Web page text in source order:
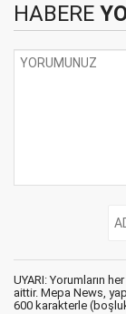
HABERE
UYARI: Yorumların
aittir. Mepa News,
600 karakterle